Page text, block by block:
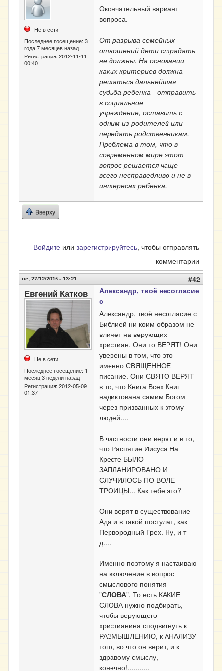
Не в сети
Последнее посещение:3
года 7 месяцев назад
Регистрация:2012-11-11
00:40
Окончательный вариант
вопроса.
От разрыва семейных
отношений дети страдать
не должны. На основании
каких критериев должна
решаться дальнейшая
судьба ребенка - отправить
в социальное
учреждение, оставить с
одним из родителей или
передать родственникам.
Проблема в том, что в
современном мире этот
вопрос решается чаще
всего несправедливо и не в
интересах ребенка.
Вверху
Войдите или зарегистрируйтесь, чтобы отправлять
комментарии
вс, 27/12/2015 - 13:21 #42
Евгений Катков
Не в сети
Последнее посещение: 1
месяц 3 недели назад
Регистрация:2012-05-09
01:37
Александр, твоё несогласие
с
Александр, твоё несогласие с
Библией ни коим образом не
влияет на верующих
христиан. Они то ВЕРЯТ! Они
уверены в том, что это
именно СВЯЩЕННОЕ
писание. Они СВЯТО ВЕРЯТ
в то, что Книга Всех Книг
надиктована самим Богом
через призванных к этому
людей....
В частности они верят и в то,
что Распятие Иисуса На
Кресте БЫЛО
ЗАПЛАНИРОВАНО И
СЛУЧИЛОСЬ ПО ВОЛЕ
ТРОИЦЫ... Как тебе это?
Они верят в существование
Ада и в такой постулат, как
Первородный Грех. Ну, и т
д....
Именно поэтому я настаиваю
на включение в вопрос
смыслового понятия
"СЛОВА", То есть КАКИЕ
СЛОВА нужно подбирать,
чтобы верующего
христианина сподвигнуть к
РАЗМЫШЛЕНИЮ, к АНАЛИЗУ
того, во что он верит, и к
здравому смыслу,
конечно!...........